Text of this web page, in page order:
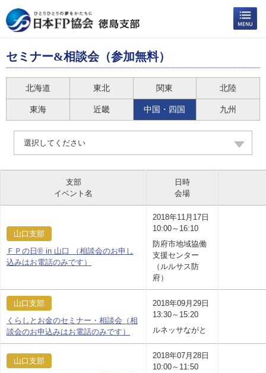
セミナー&相談会（参加無料）
北海道 東北 関東 北陸
東海 近畿 中国・四国 九州
選択してください
支部
イベント名
日時
会場
山口支部
ＦＰの日® in 山口 （相談会のお申し
込みはお電話のみです）
2018年11月17日
10:00～16:10
防府市地域協働
支援センター
（ルルサス防
府）
山口支部
くらしとお金のセミナー・相談会（相
談会のお申込みはお電話のみです）
2018年09月29日
13:30～15:20
ルネッサながと
山口支部
2018年07月28日
10:00～11:50